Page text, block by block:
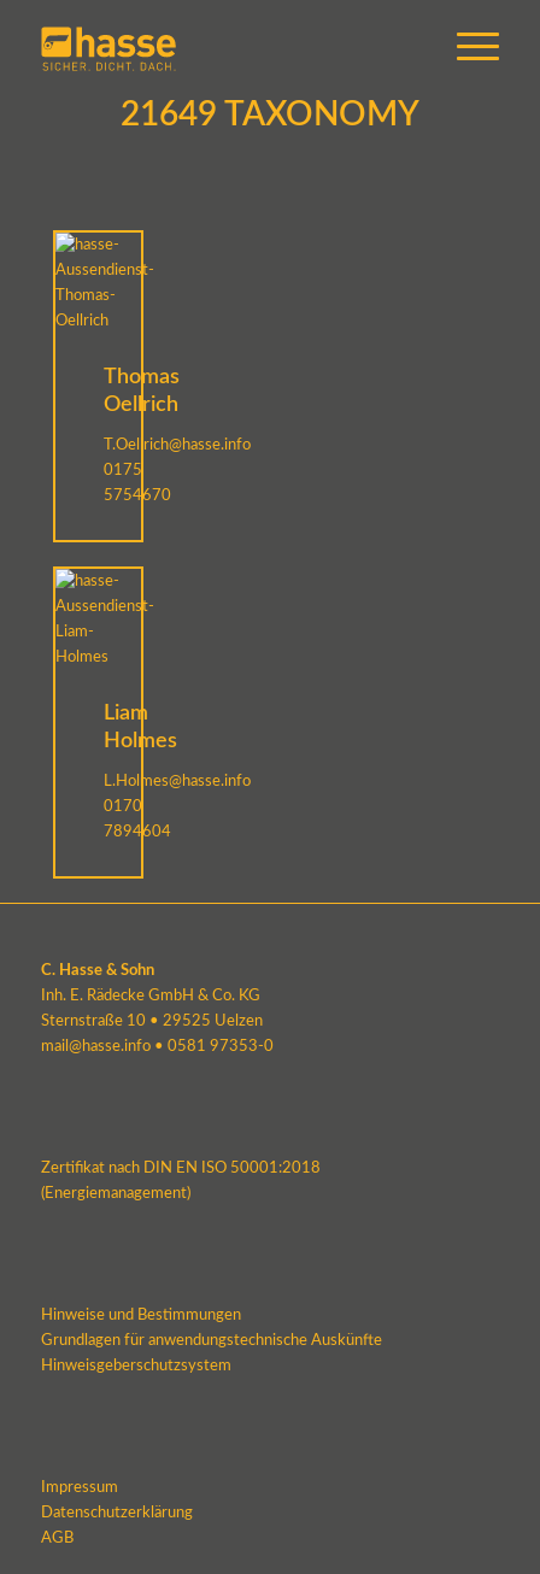
21649 TAXONOMY
Thomas
Oellrich
T.Oellrich@hasse.info
0175
5754670
Liam
Holmes
L.Holmes@hasse.info
0170
7894604
C. Hasse & Sohn
Inh. E. Rädecke GmbH & Co. KG
Sternstraße 10 • 29525 Uelzen
mail@hasse.info• 0581 97353-0
Zertifikat nach DIN EN ISO 50001:2018
(Energiemanagement)
Hinweise und Bestimmungen
Grundlagen für anwendungstechnische Auskünfte
Hinweisgeberschutzsystem
Impressum
Datenschutzerklärung
AGB